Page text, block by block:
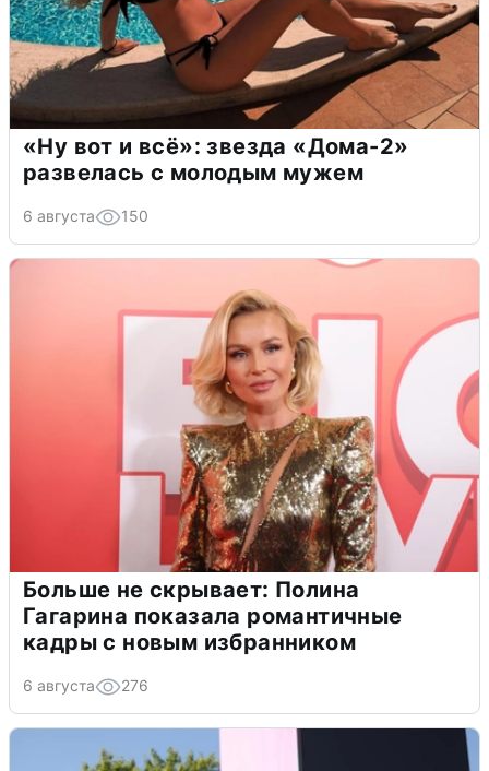
«Ну вот и всё»: звезда «Дома-2»
развелась с молодым мужем
6 августа 150
Больше не скрывает: Полина
Гагарина показала романтичные
кадры с новым избранником
6 августа 276